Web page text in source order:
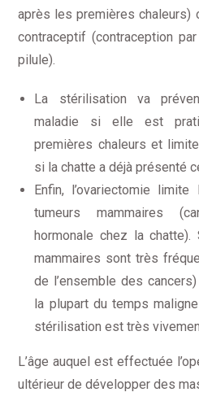
après les premières chaleurs)
contraceptif (contraception
pilule).
La stérilisation va
maladie si elle est
premières chaleurs et
si la chatte a déjà présenté
Enfin, l’ovariectomie
tumeurs mammaires
hormonale chez la chatte).
mammaires sont très
de l’ensemble des
la plupart du temps
stérilisation est très
L’âge auquel est effectuée
ultérieur de développer des